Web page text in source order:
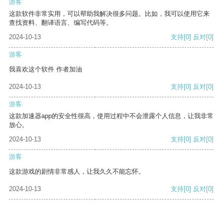
游客
这款软件非常实用，可以帮助我解决很多问题。比如，我可以使用它来
查找资料、翻译语言、编写代码等。
2024-10-13
支持[0] 反对[0]
游客
我喜欢这个软件 作者加油
2024-10-13 支持[0] 反对[0]
游客
这款加速器app的安全性很高，使用过程中不会泄露个人信息，让我非常
放心。
2024-10-13
支持[0] 反对[0]
游客
这款游戏的剧情非常感人，让我久久不能忘怀。
2024-10-13 支持[0] 反对[0]